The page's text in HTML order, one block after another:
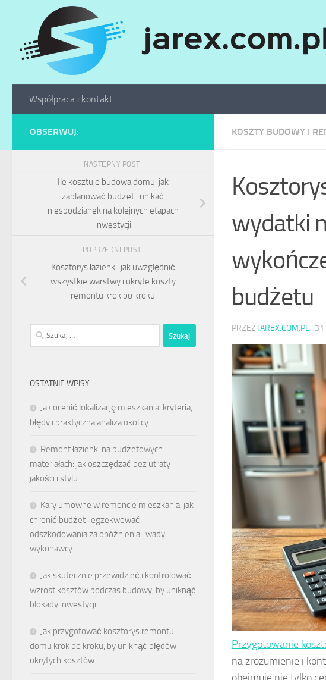
Skip to content
Współpraca i kontakt
KOSZTY BUDOWY I
wydatki
budżetu
PRZEZ JAREX.COM.PL · 31
Przygotowanie
na zrozumienie i
OBSERWUJ:
NASTĘPNY POST
Ile kosztuje budowa domu: jak
zaplanować budżet i unikać
niespodzianek na kolejnych etapach
inwestycji
POPRZEDNI POST
Kosztorys łazienki: jak uwzględnić
wszystkie warstwy i ukryte koszty
remontu krok po kroku
Szukaj:
OSTATNIE WPISY
Jak ocenić lokalizację mieszkania: kryteria,
błędy i praktyczna analiza okolicy
Remont łazienki na budżetowych
materiałach: jak oszczędzać bez utraty
jakości i stylu
Kary umowne w remoncie mieszkania: jak
chronić budżet i egzekwować
odszkodowania za opóźnienia i wady
wykonawcy
Jak skutecznie przewidzieć i kontrolować
wzrost kosztów podczas budowy, by uniknąć
blokady inwestycji
Jak przygotować kosztorys remontu
domu krok po kroku, by uniknąć błędów i
ukrytych kosztów